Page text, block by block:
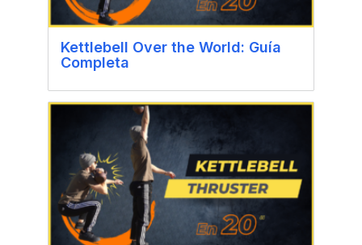
Kettlebell Over the World: Guía
Completa